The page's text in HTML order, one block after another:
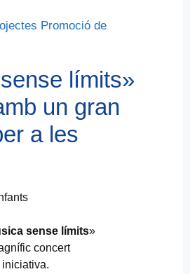
Promoció de
límits»
un gran
a les
sense límits»
concert